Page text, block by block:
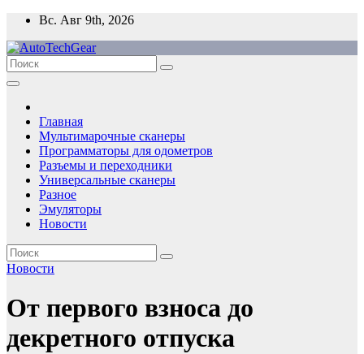
Перейти
содержимому
Вс. Авг 9th, 2026
Главная
Мультимарочные сканеры
Программаторы для одометров
Разъемы и переходники
Универсальные сканеры
Разное
Эмуляторы
Новости
Новости
От первого взноса до
декретного отпуска